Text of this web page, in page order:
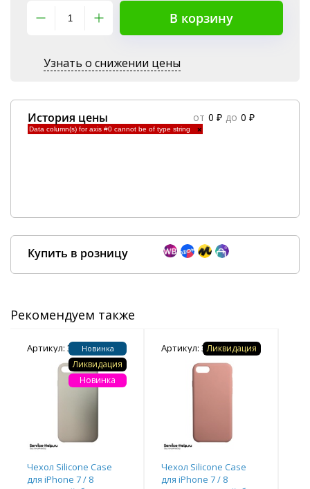
В корзину
Узнать о снижении цены
История цены от 0 ₽ до 0 ₽
Data column(s) for axis #0 cannot be of type string ×
Купить в розницу
Рекомендуем также
Артикул: 349128Новинка
Ликвидация
Новинка
Чехол Silicone Case
для iPhone 7 / 8
Артикул: 357161Ликвидация
Чехол Silicone Case
для iPhone 7 / 8